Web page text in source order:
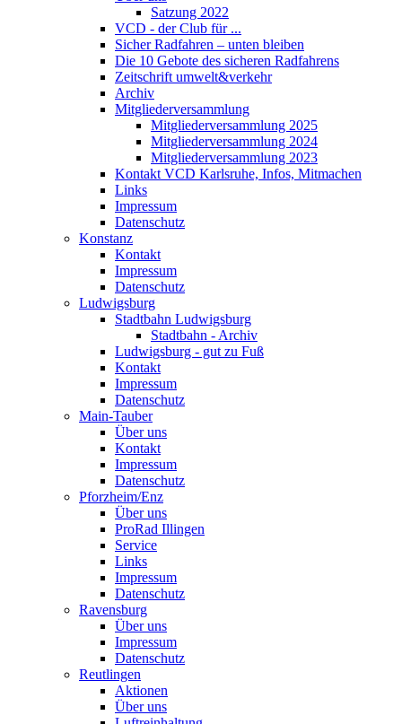
Satzung 2022
VCD - der Club für ...
Sicher Radfahren – unten bleiben
Die 10 Gebote des sicheren Radfahrens
Zeitschrift umwelt&verkehr
Archiv
Mitgliederversammlung
Mitgliederversammlung 2025
Mitgliederversammlung 2024
Mitgliederversammlung 2023
Kontakt VCD Karlsruhe, Infos, Mitmachen
Links
Impressum
Datenschutz
Konstanz
Kontakt
Impressum
Datenschutz
Ludwigsburg
Stadtbahn Ludwigsburg
Stadtbahn - Archiv
Ludwigsburg - gut zu Fuß
Kontakt
Impressum
Datenschutz
Main-Tauber
Über uns
Kontakt
Impressum
Datenschutz
Pforzheim/Enz
Über uns
ProRad Illingen
Service
Links
Impressum
Datenschutz
Ravensburg
Über uns
Impressum
Datenschutz
Reutlingen
Aktionen
Über uns